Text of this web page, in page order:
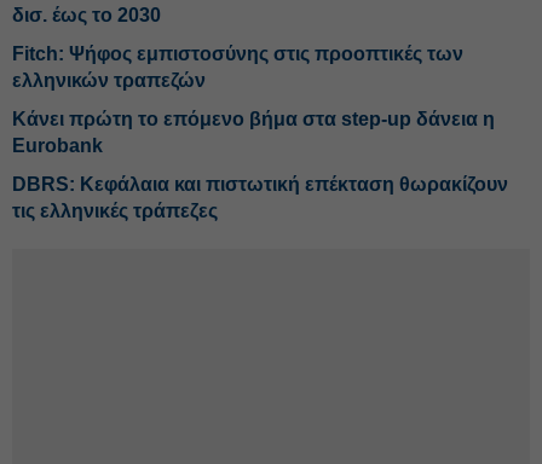
δισ. έως το 2030
Fitch: Ψήφος εμπιστοσύνης στις προοπτικές των
ελληνικών τραπεζών
Κάνει πρώτη το επόμενο βήμα στα step-up δάνεια η
Eurobank
DBRS: Κεφάλαια και πιστωτική επέκταση θωρακίζουν
τις ελληνικές τράπεζες